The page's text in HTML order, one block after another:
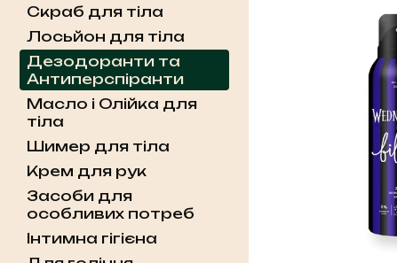
Скраб для тіла
Лосьйон для тіла
Дезодоранти та
Антиперспіранти
Масло і Олійка для
тіла
Шимер для тіла
Крем для рук
Засоби для
особливих потреб
Інтимна гігієна